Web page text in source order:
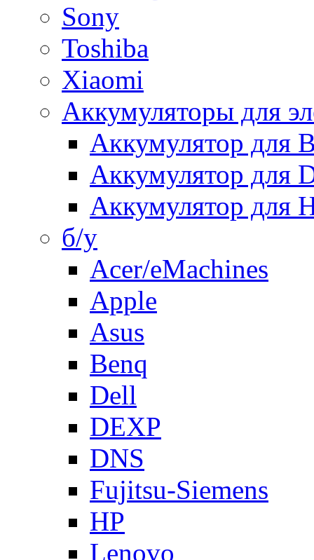
Sony
Toshiba
Xiaomi
Аккумуляторы для
Аккумулятор для
Аккумулятор для
Аккумулятор для
б/у
Acer/eMachines
Apple
Asus
Benq
Dell
DEXP
DNS
Fujitsu-Siemens
HP
Lenovo